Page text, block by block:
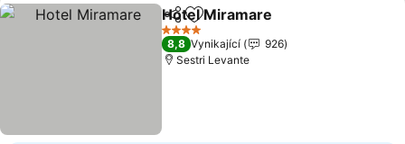
SdíletPřidat na seznam oblíbených
Hotel Miramare
4 Počet hvězdiček
8,8 Vynikající
926
Sestri Levante